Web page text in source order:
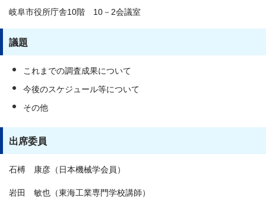
岐阜市役所庁舎10階 10－2会議室
議題
これまでの調査成果について
今後のスケジュール等について
その他
出席委員
石榑 康彦（日本機械学会員）
岩田 敏也（東海工業専門学校講師）